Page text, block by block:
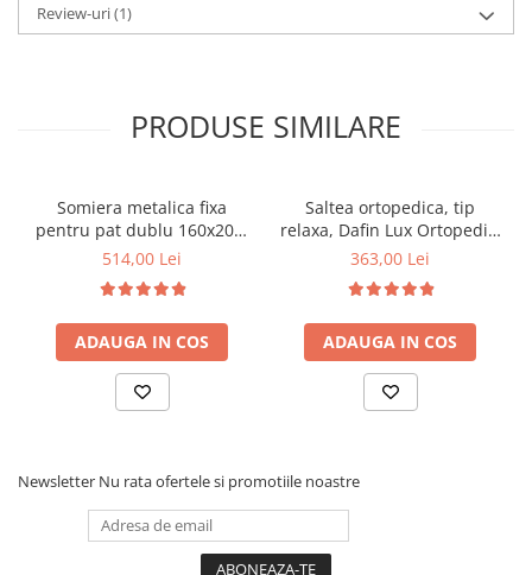
Review-uri(1)
PRODUSE SIMILARE
Somiera metalica fixa
pentru pat dublu 160x200,
6 picioare, 32 lamele lemn
saltea ferm, negru
514,00 Lei
ADAUGA IN COS
Saltea ortopedica, tip
relaxa, Dafin Lux Ortopedic,
90x200x21cm, fermitate
tip Bonell, fata vara-iarna,
sistem de aerisire cu
butoni, Salt Confort
363,00 Lei
ADAUGA IN COS
Newsletter Nu rata ofertele si promotiile noastre